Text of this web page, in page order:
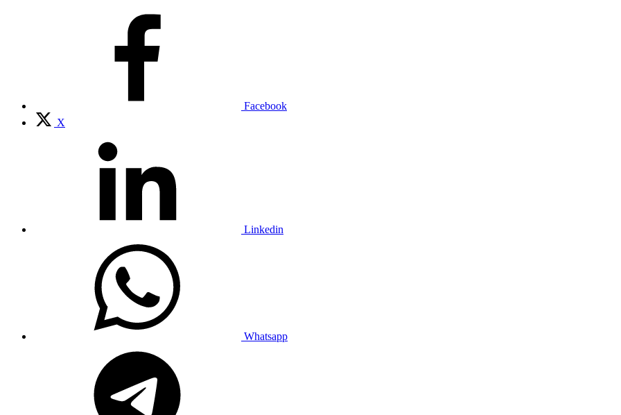
Facebook
X
Linkedin
Whatsapp